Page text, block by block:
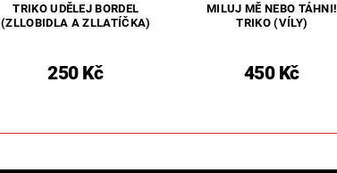
TRIKO UDĚLEJ BORDEL
(ZLLOBIDLA A ZLLATÍČKA)
250 Kč
MILUJ MĚ NEBO TÁHNI!
TRIKO (VÍLY)
450 Kč